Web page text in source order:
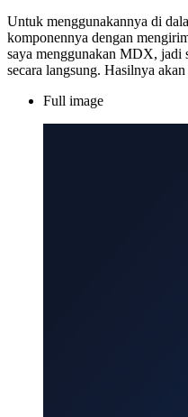
Untuk menggunakannya di
komponennya dengan
saya menggunakan MDX, jadi
secara langsung. Hasilnya
Full image